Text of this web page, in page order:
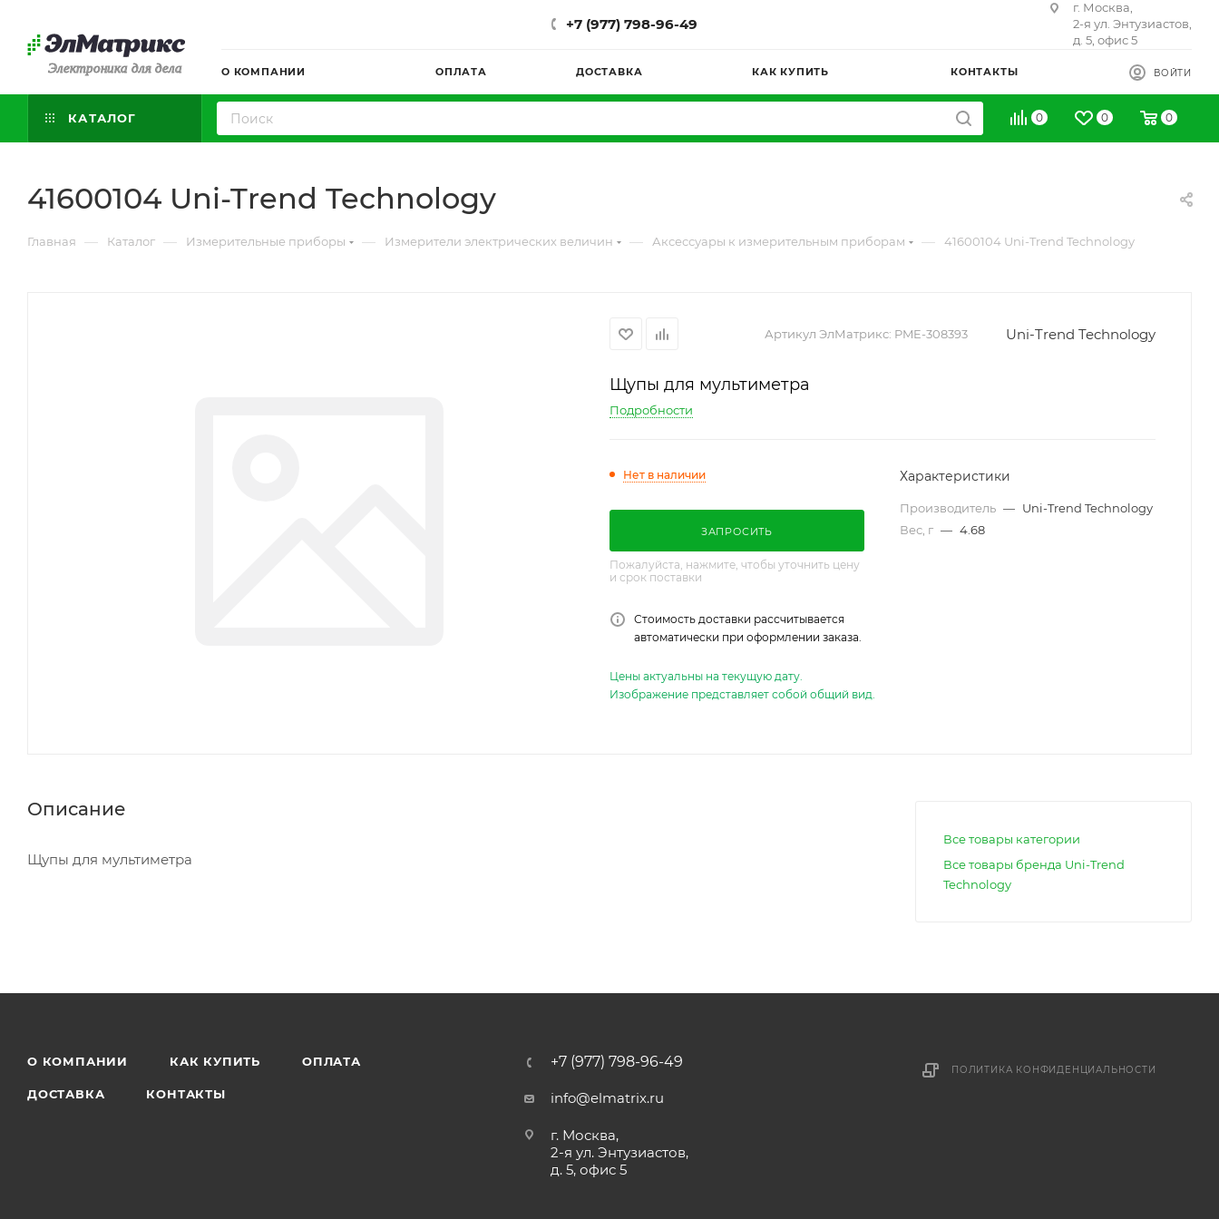
Электроника для дела
+7 (977) 798-96-49
г. Москва,
2-я ул. Энтузиастов,
д. 5, офис 5
О КОМПАНИИ ОПЛАТА ДОСТАВКА КАК КУПИТЬ КОНТАКТЫ ВОЙТИ
КАТАЛОГ 0 0 0
41600104 Uni-Trend Technology
Главная — Каталог — Измерительные приборы — Измерители электрических величин — Аксессуары к измерительным приборам — 41600104 Uni-Trend Technology
Артикул ЭлМатрикс: PME-308393 Uni-Trend Technology
Щупы для мультиметра
Подробности
Нет в наличии
ЗАПРОСИТЬ
Пожалуйста, нажмите, чтобы уточнить цену
и срок поставки
Стоимость доставки рассчитывается
автоматически при оформлении заказа.
Характеристики
Производитель — Uni-Trend Technology
Вес, г — 4.68
Цены актуальны на текущую дату.
Изображение представляет собой общий вид.
Описание
Щупы для мультиметра
Все товары категории
Все товары бренда Uni-Trend
Technology
О КОМПАНИИ КАК КУПИТЬ ОПЛАТА
ДОСТАВКА КОНТАКТЫ
+7 (977) 798-96-49
info@elmatrix.ru
г. Москва,
2-я ул. Энтузиастов,
д. 5, офис 5
ПОЛИТИКА КОНФИДЕНЦИАЛЬНОСТИ